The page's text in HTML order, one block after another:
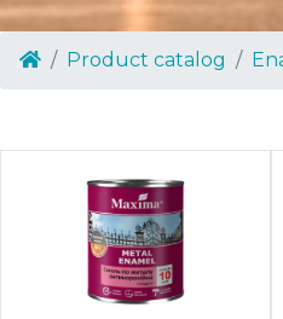
Product catalog